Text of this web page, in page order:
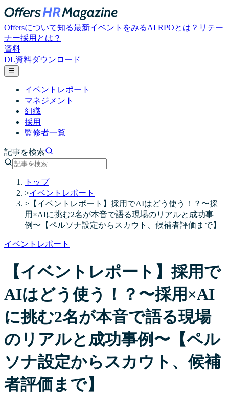
Offersについて知る最新イベントをみるAI RPOとは？ リテー
ナー採用とは？
資料
DL資料ダウンロード
イベントレポート
マネジメント
組織
採用
監修者一覧
記事を検索
トップ
>イベントレポート
> 【イベントレポート】採用でAIはどう使う！？〜採
用×AIに挑む2名が本音で語る現場のリアルと成功事
例〜【ペルソナ設定からスカウト、候補者評価まで】
イベントレポート
【イベントレポート】採用で
AIはどう使う！？〜採用×AI
に挑む2名が本音で語る現場
のリアルと成功事例〜【ペル
ソナ設定からスカウト、候補
者評価まで】